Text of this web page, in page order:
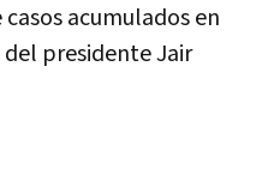
acumulados en
presidente Jair